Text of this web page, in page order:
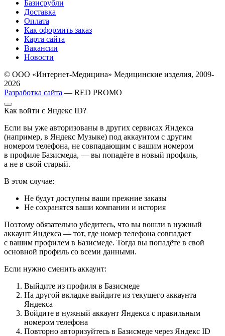
Базисрубли
Доставка
Оплата
Как оформить заказ
Карта сайта
Вакансии
Новости
© ООО «Интернет-Медицина» Медицинские изделия, 2009-
2026
Разработка сайта — RED PROMO
Как войти с Яндекс ID?
Если вы уже авторизованы в других сервисах Яндекса
(например, в Яндекс Музыке) под аккаунтом с другим
номером телефона, не совпадающим с вашим номером
в профиле Базисмеда, — вы попадёте в новый профиль,
а не в свой старый.
В этом случае:
Не будут доступны ваши прежние заказы
Не сохранятся ваши компании и история
Поэтому обязательно убедитесь, что вы вошли в нужный
аккаунт Яндекса — тот, где номер телефона совпадает
с вашим профилем в Базисмеде. Тогда вы попадёте в свой
основной профиль со всеми данными.
Если нужно сменить аккаунт:
Выйдите из профиля в Базисмеде
На другой вкладке выйдите из текущего аккаунта
Яндекса
Войдите в нужный аккаунт Яндекса с правильным
номером телефона
Повторно авторизуйтесь в Базисмеде через Яндекс ID